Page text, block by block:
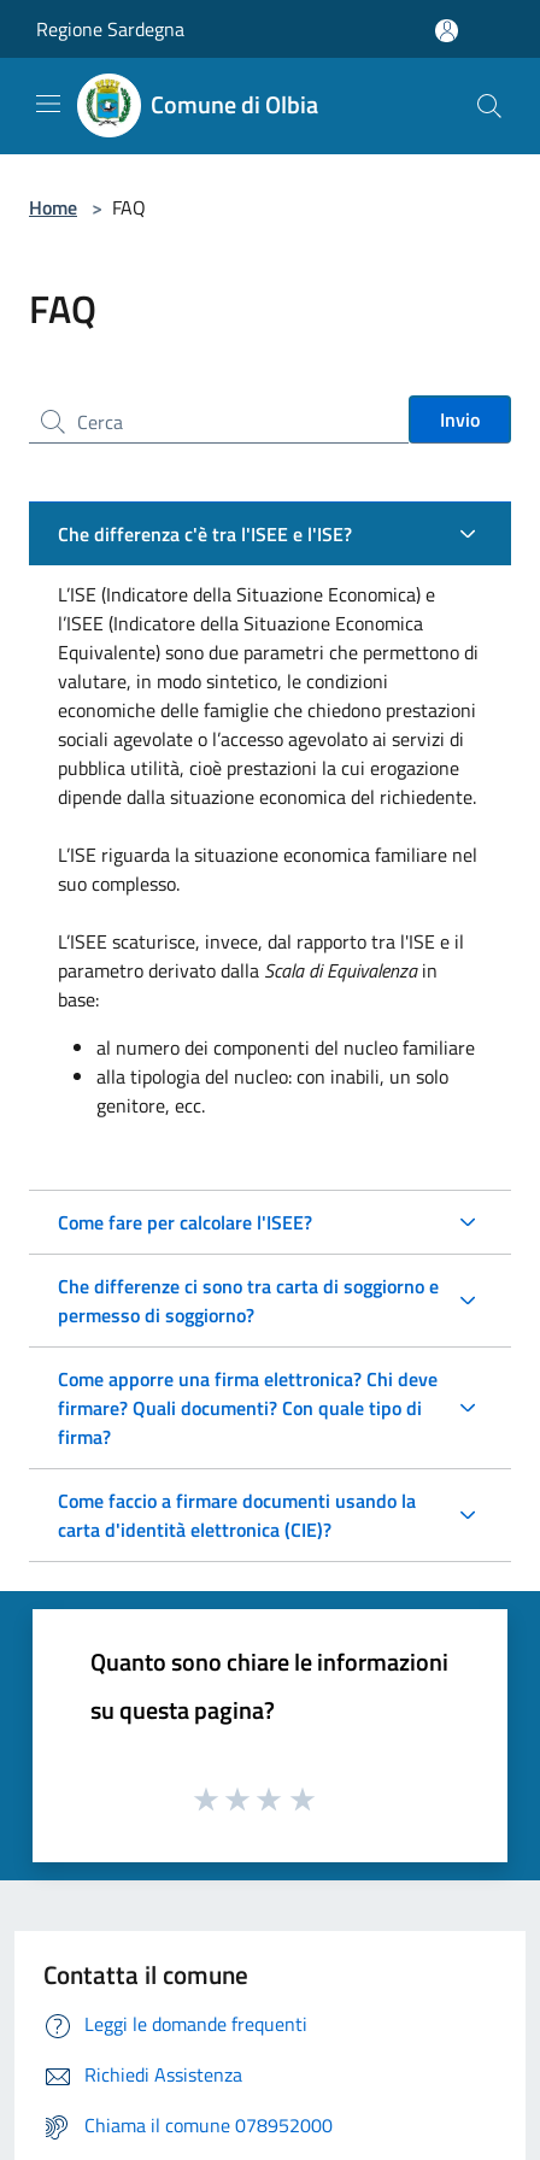
Regione Sardegna
Comune di Olbia
Home > FAQ
FAQ
Cerca nel sito Invio
Che differenza c'è tra l'ISEE e l'ISE?
L’ISE (Indicatore della Situazione Economica) e
l’ISEE (Indicatore della Situazione Economica
Equivalente) sono due parametri che permettono di
valutare, in modo sintetico, le condizioni
economiche delle famiglie che chiedono prestazioni
sociali agevolate o l’accesso agevolato ai servizi di
pubblica utilità, cioè prestazioni la cui erogazione
dipende dalla situazione economica del richiedente.
L’ISE riguarda la situazione economica familiare nel
suo complesso.
L’ISEE scaturisce, invece, dal rapporto tra l'ISE e il
parametro derivato dalla Scala di Equivalenzain
base:
al numero dei componenti del nucleo familiare
alla tipologia del nucleo: con inabili, un solo
genitore, ecc.
Come fare per calcolare l'ISEE?
Che differenze ci sono tra carta di soggiorno e
permesso di soggiorno?
Come apporre una firma elettronica? Chi deve
firmare? Quali documenti? Con quale tipo di
firma?
Come faccio a firmare documenti usando la
carta d'identità elettronica (CIE)?
Quanto sono chiare le informazioni
su questa pagina?
Contatta il comune
Leggi le domande frequenti
Richiedi Assistenza
Chiama il comune 078952000